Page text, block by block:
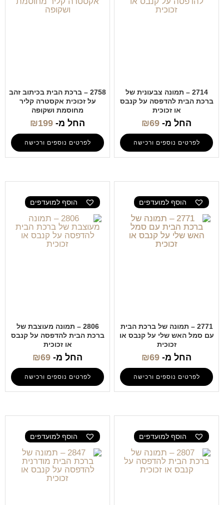
2714 – תמונה צבעונית של
ברכת הבית להדפסה על קנבס
או זכוכית
החל מ- ₪69
לפרטים נוספים ורכישה
2758 – ברכת הבית בכיתוב זהב
על זכוכית אקסטרה קליר
מחוסמת ושקופה
החל מ- ₪199
לפרטים נוספים ורכישה
הוסף למועדפים
2771 – תמונה של ברכת הבית
עם סמל האש שלי על קנבס או
זכוכית
החל מ- ₪69
לפרטים נוספים ורכישה
הוסף למועדפים
2806 – תמונה מעוצבת של
ברכת הבית להדפסה על קנבס
או זכוכית
החל מ- ₪69
לפרטים נוספים ורכישה
הוסף למועדפים הוסף למועדפים